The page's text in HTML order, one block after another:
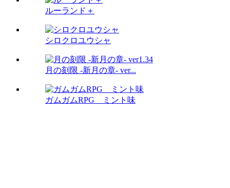
ルーランド＋
シロクロユウシャ
月の刻限 -新月の章- ver...
ガムガムRPG ミント味